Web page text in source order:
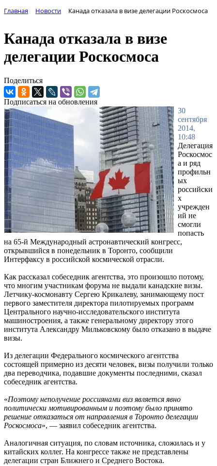
Главная Новости Канада отказала в визе делегации Роскосмоса
Канада отказала в визе
делегации Роскосмоса
Поделиться
Подписаться на обновления
30
сентября
2014,
10:48
Делегация
Роскосмос
а и ряд
профильн
ых
российски
х
учрежден
ий не
смогли
попасть
на 65-й Международный астронавтический конгресс,
открывшийся в понедельник в Торонто, сообщили
Интерфаксу в российской космической отрасли.
Как рассказал собеседник агентства, это произошло потому,
что многим участникам форума не выдали канадские визы.
Летчику-космонавту Сергею Крикалеву, занимающему пост
первого заместителя директора пилотируемых программ
Центрального научно-исследовательского института
машиностроения, а также генеральному директору этого
института Александру Мильковскому было отказано в выдаче
визы.
Из делегации Федерального космического агентства
состоящей примерно из десяти человек, визы получили только
два переводчика, подавшие документы последними, сказал
собеседник агентства.
«Поэтому неполучение россиянами виз является явно
политически мотивированным и поэтому было принято
решение отказаться от направления в Торонто делегации
Роскосмоса», — заявил собеседник агентства.
Аналогичная ситуация, по словам источника, сложилась и у
китайских коллег. На конгрессе также не представлены
делегации стран Ближнего и Среднего Востока.